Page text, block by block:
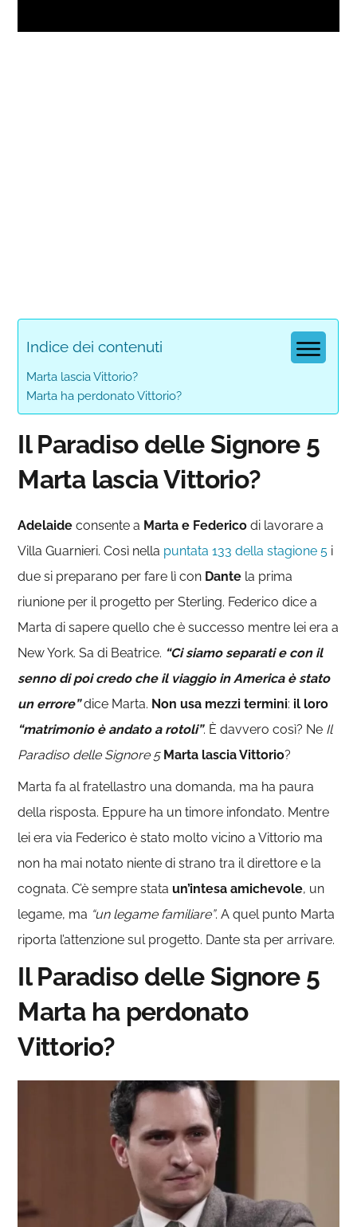
Indice dei contenuti
Marta lascia Vittorio?
Marta ha perdonato Vittorio?
Il Paradiso delle Signore 5
Marta lascia Vittorio?
Adelaide consente a Marta e Federico di lavorare a
Villa Guarnieri. Così nella puntata 133 della stagione 5 i
due si preparano per fare lì con Dante la prima
riunione per il progetto per Sterling. Federico dice a
Marta di sapere quello che è successo mentre lei era a
New York. Sa di Beatrice. “Ci siamo separati e con il
senno di poi credo che il viaggio in America è stato
un errore”dice Marta. Non usa mezzi termini: il loro
“matrimonio è andato a rotoli”. È davvero così? Ne Il
Paradiso delle Signore 5 Marta lascia Vittorio?
Marta fa al fratellastro una domanda, ma ha paura
della risposta. Eppure ha un timore infondato. Mentre
lei era via Federico è stato molto vicino a Vittorio ma
non ha mai notato niente di strano tra il direttore e la
cognata. C’è sempre stataun’intesa amichevole, un
legame, ma “un legame familiare”. A quel punto Marta
riporta l’attenzione sul progetto. Dante sta per arrivare.
Il Paradiso delle Signore 5
Marta ha perdonato
Vittorio?